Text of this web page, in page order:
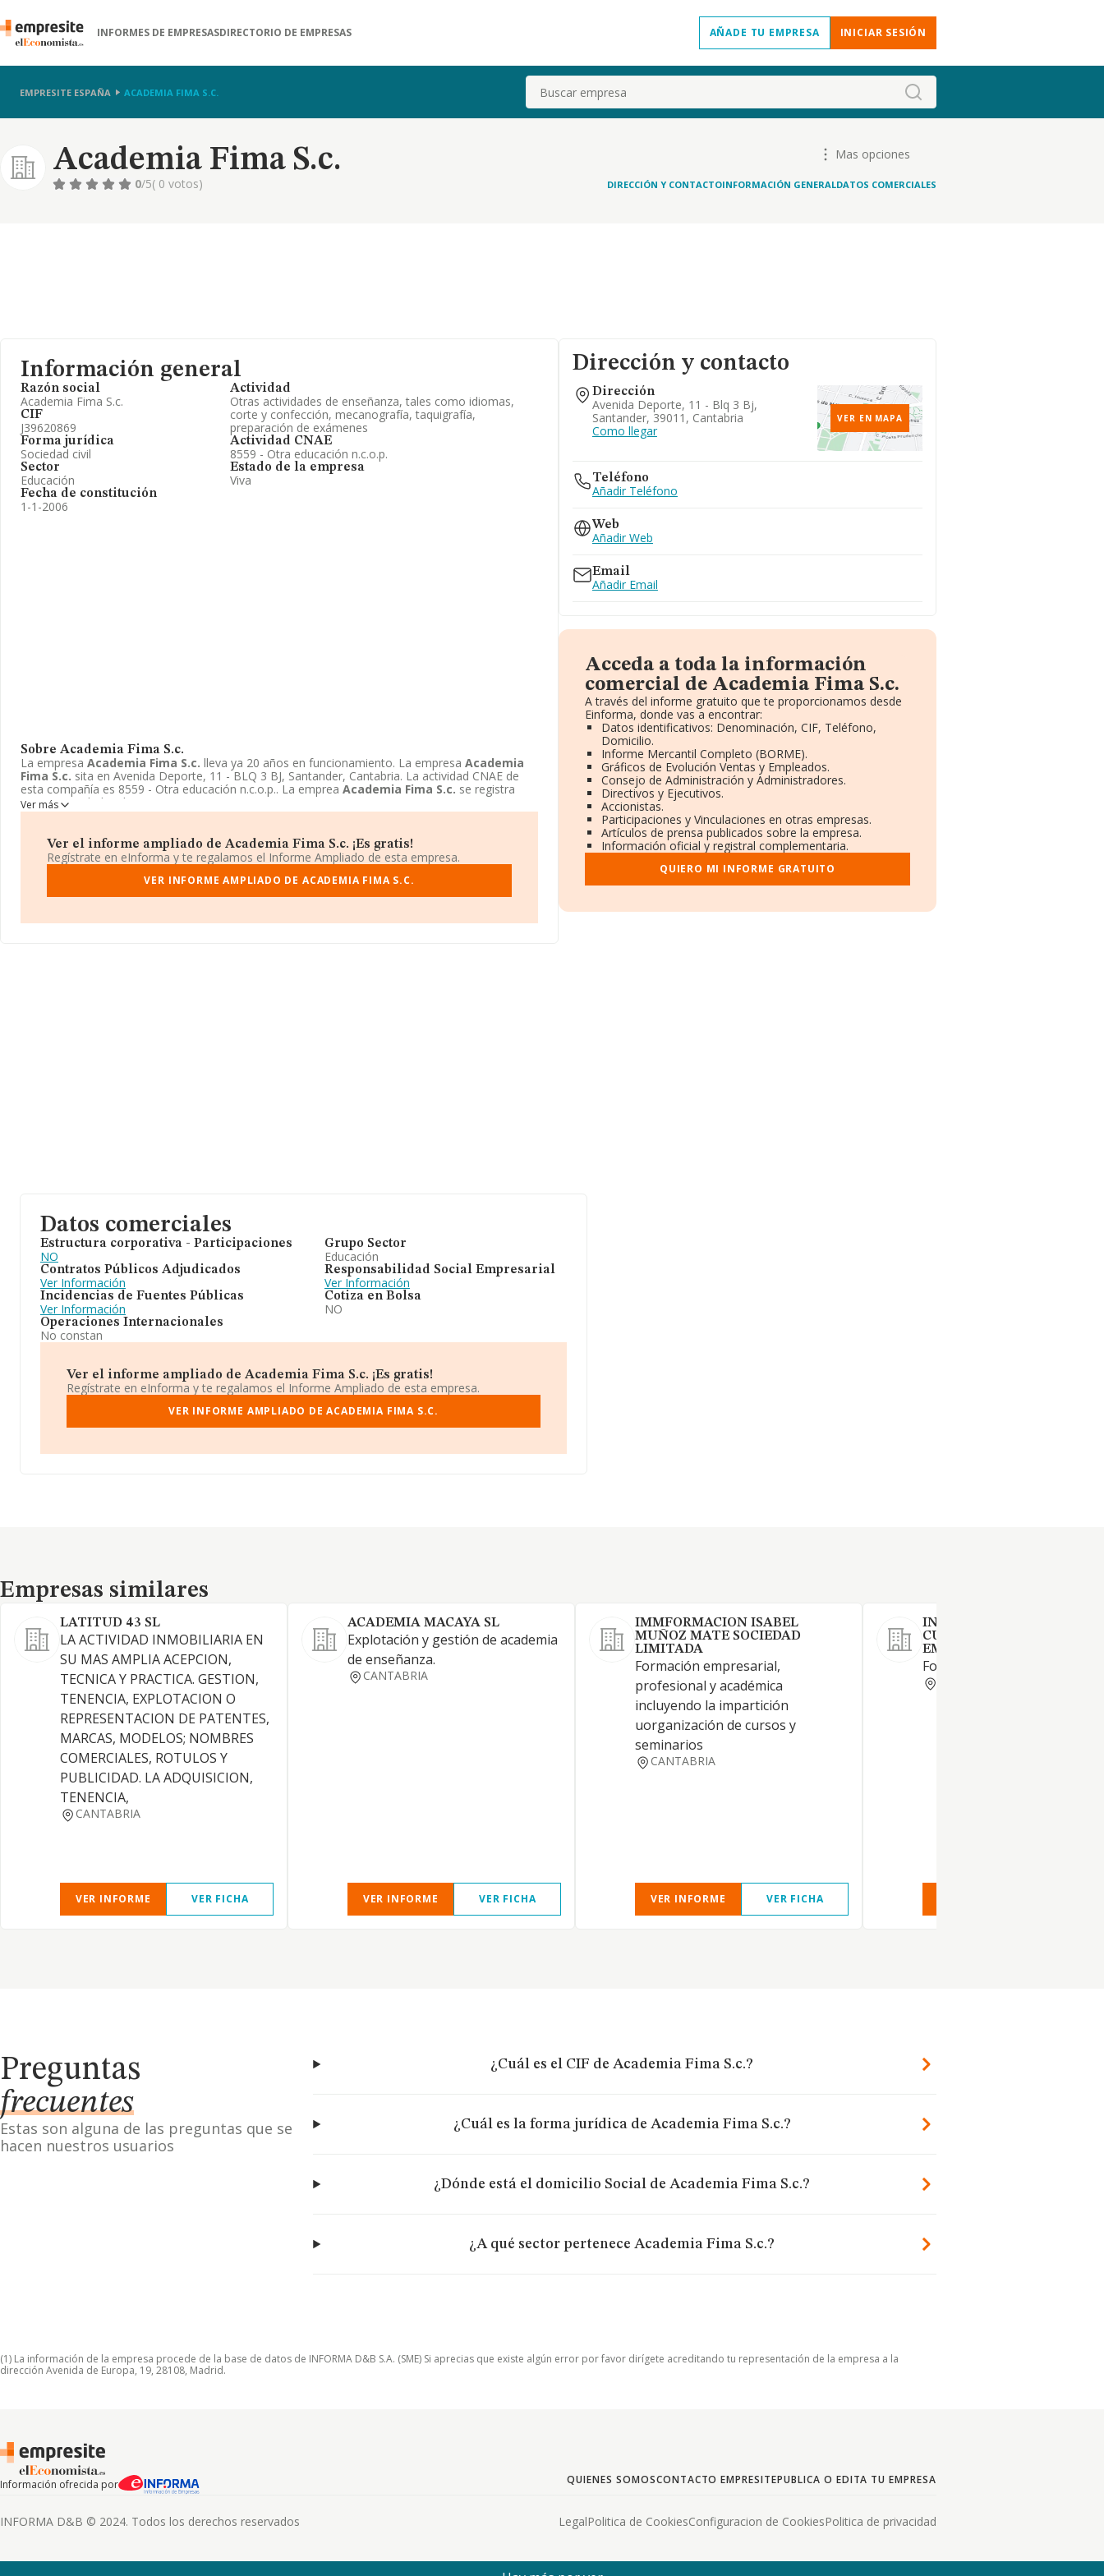
INFORMES DE EMPRESASDIRECTORIO DE EMPRESAS AÑADE TU EMPRESA INICIAR SESIÓN
EMPRESITE ESPAÑA ACADEMIA FIMA S.C. Buscar
Academia Fima S.c.
Mas opciones
0/5( 0 votos) DIRECCIÓN Y CONTACTOINFORMACIÓN GENERALDATOS COMERCIALES
Información general
Razón social
Academia Fima S.c.
CIF
J39620869
Forma jurídica
Sociedad civil
Sector
Educación
Fecha de constitución
1-1-2006
Actividad
Otras actividades de enseñanza, tales como idiomas,
corte y confección, mecanografía, taquigrafía,
preparación de exámenes
Actividad CNAE
8559 - Otra educación n.c.o.p.
Estado de la empresa
Viva
Sobre Academia Fima S.c.
La empresa Academia Fima S.c. lleva ya 20 años en funcionamiento. La empresa Academia
Fima S.c. sita en Avenida Deporte, 11 - BLQ 3 BJ, Santander, Cantabria. La actividad CNAE de
esta compañía es 8559 - Otra educación n.c.o.p.. La emprea Academia Fima S.c. se registra
como Sociedad civil.
Ver más
Ver el informe ampliado de Academia Fima S.c. ¡Es gratis!
Regístrate en eInforma y te regalamos el Informe Ampliado de esta empresa.
VER INFORME AMPLIADO DE ACADEMIA FIMA S.C.
Dirección y contacto
Dirección
Avenida Deporte, 11 - Blq 3 Bj,
Santander, 39011, Cantabria
Como llegar
VER EN MAPA
Teléfono
Añadir Teléfono
Web
Añadir Web
Email
Añadir Email
Acceda a toda la información
comercial de Academia Fima S.c.
A través del informe gratuito que te proporcionamos desde
Einforma, donde vas a encontrar:
Datos identificativos: Denominación, CIF, Teléfono,
Domicilio.
Informe Mercantil Completo (BORME).
Gráficos de Evolución Ventas y Empleados.
Consejo de Administración y Administradores.
Directivos y Ejecutivos.
Accionistas.
Participaciones y Vinculaciones en otras empresas.
Artículos de prensa publicados sobre la empresa.
Información oficial y registral complementaria.
QUIERO MI INFORME GRATUITO
Datos comerciales
Estructura corporativa - Participaciones
NO
Contratos Públicos Adjudicados
Ver Información
Incidencias de Fuentes Públicas
Ver Información
Operaciones Internacionales
No constan
Grupo Sector
Educación
Responsabilidad Social Empresarial
Ver Información
Cotiza en Bolsa
NO
Ver el informe ampliado de Academia Fima S.c. ¡Es gratis!
Regístrate en eInforma y te regalamos el Informe Ampliado de esta empresa.
VER INFORME AMPLIADO DE ACADEMIA FIMA S.C.
Empresas similares
Empresas similares
LATITUD 43 SL
LA ACTIVIDAD INMOBILIARIA EN
SU MAS AMPLIA ACEPCION,
TECNICA Y PRACTICA. GESTION,
TENENCIA, EXPLOTACION O
REPRESENTACION DE PATENTES,
MARCAS, MODELOS; NOMBRES
COMERCIALES, ROTULOS Y
PUBLICIDAD. LA ADQUISICION,
TENENCIA,
CANTABRIA
VER INFORME VER FICHA
ACADEMIA MACAYA SL
Explotación y gestión de academia
de enseñanza.
CANTABRIA
VER INFORME VER FICHA
IMMFORMACION ISABEL
MUÑOZ MATE SOCIEDAD
LIMITADA
Formación empresarial,
profesional y académica
incluyendo la impartición
uorganización de cursos y
seminarios
CANTABRIA
VER INFORME VER FICHA
INSTITUTO DE
CUALIFICACIONES PARA EL
EMPLEO SOCIEDAD
Formación a empleados.
Preguntas
frecuentes
Estas son alguna de las preguntas que se
hacen nuestros usuarios
¿Cuál es el CIF de Academia Fima S.c.?
¿Cuál es la forma jurídica de Academia Fima S.c.?
¿Dónde está el domicilio Social de Academia Fima S.c.?
¿A qué sector pertenece Academia Fima S.c.?
(1) La información de la empresa procede de la base de datos de INFORMA D&B S.A. (SME) Si aprecias que existe algún error por favor dirígete acreditando tu representación de la empresa a la
dirección Avenida de Europa, 19, 28108, Madrid.
Información ofrecida por QUIENES SOMOSCONTACTO EMPRESITEPUBLICA O EDITA TU EMPRESA
INFORMA D&B © 2024. Todos los derechos reservados LegalPolitica de CookiesConfiguracion de CookiesPolitica de privacidad